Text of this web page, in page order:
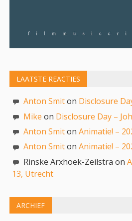
LAATSTE REACTIES
Anton Smiton Disclosure
Mike on Disclosure Day –
Anton SmitonAnimatie! –
Anton SmitonAnimatie! –
Rinske Arxhoek-Zeilstra on
13, Utrecht
ARCHIEF